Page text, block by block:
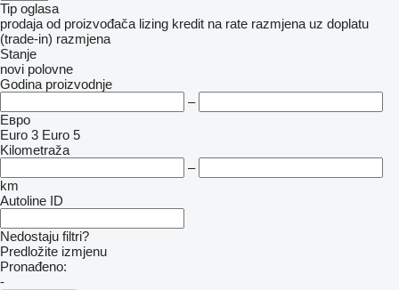
Tip oglasa
prodaja od proizvođača lizing kredit na rate razmjena uz doplatu
(trade-in) razmjena
Stanje
novi polovne
Godina proizvodnje
–
Евро
Euro 3 Euro 5
Kilometraža
–
km
Autoline ID
Nedostaju filtri?
Predložite izmjenu
Pronađeno:
-